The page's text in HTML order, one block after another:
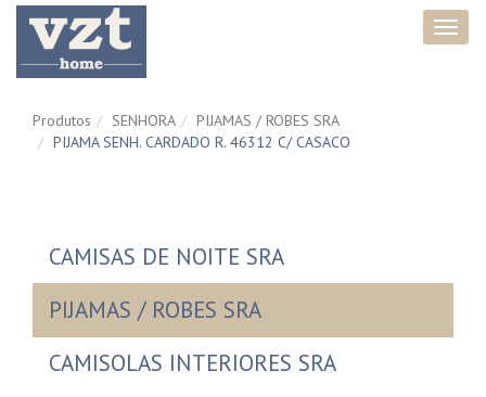
Produtos SENHORA
PIJAMAS / ROBES SRA
PIJAMA SENH. CARDADO R. 46312 C/ CASACO
CAMISAS DE NOITE SRA
PIJAMAS / ROBES SRA
CAMISOLAS INTERIORES SRA